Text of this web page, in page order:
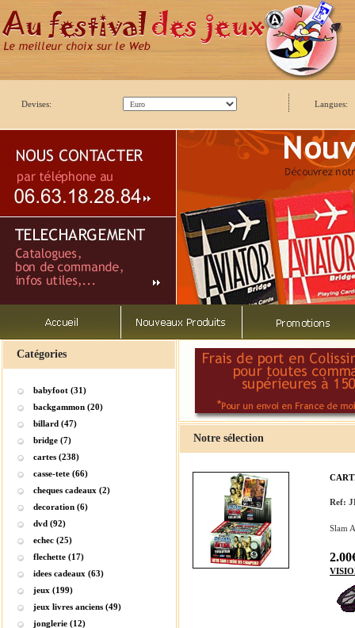
Devises: Langues:
Catégories
babyfoot (31)
backgammon (20)
billard (47)
bridge (7)
cartes (238)
casse-tete (66)
cheques cadeaux (2)
decoration (6)
dvd (92)
echec (25)
flechette (17)
idees cadeaux (63)
jeux (199)
jeux livres anciens (49)
jonglerie (12)
Notre sélection
Ref:
Slam